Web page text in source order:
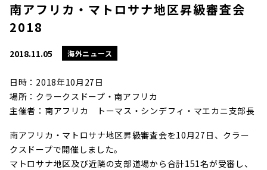
南アフリカ・マトロサナ地区昇級審査会
2018
2018.11.05 海外ニュース
日時：2018年10月27日
場所：クラークスドープ・南アフリカ
主催者：南アフリカ トーマス・シンデフィ・マエカニ支部長
南アフリカ・マトロサナ地区昇級審査会を10月27日、クラー
クスドープで開催しました。
マトロサナ地区及び近隣の支部道場から合計151名が受審し、